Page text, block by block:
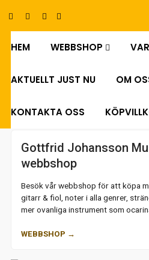
HEM WEBBSHOP
AKTUELLT JUST NU OM
KONTAKTA OSS
Gottfrid Johansson
webbshop
Besök vår webbshop för att köpa
gitarr & fiol, noter i alla genrer,
mer ovanliga instrument som
WEBBSHOP →